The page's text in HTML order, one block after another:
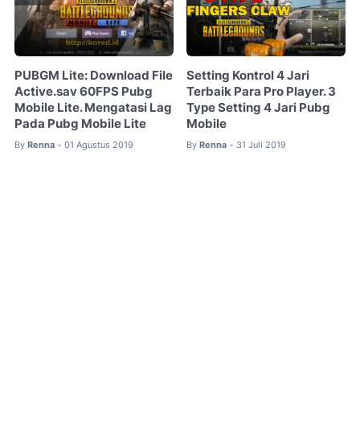
PUBGM Lite: Download File
Active.sav 60FPS Pubg
Mobile Lite. Mengatasi Lag
Pada Pubg Mobile Lite
By Renna • 01 Agustus 2019
Setting Kontrol 4 Jari
Terbaik Para Pro Player. 3
Type Setting 4 Jari Pubg
Mobile
By Renna • 31 Juli 2019